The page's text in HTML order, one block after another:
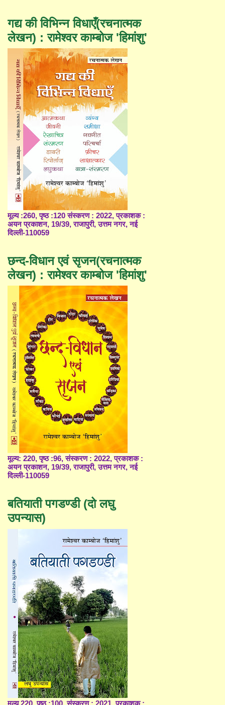
गद्य की विभिन्न विधाएँ(रचनात्मक
लेखन) : रामेश्वर काम्बोज 'हिमांशु'
मूल्य :260, पृष्ठ :120 संस्करण : 2022, प्रकाशक :
अयन प्रकाशन, 19/39, राजापुरी, उत्तम नगर, नई
दिल्ली-110059
छन्द-विधान एवं सृजन(रचनात्मक
लेखन) : रामेश्वर काम्बोज 'हिमांशु'
मूल्य: 220, पृष्ठ :96, संस्करण : 2022, प्रकाशक :
अयन प्रकाशन, 19/39, राजापुरी, उत्तम नगर, नई
दिल्ली-110059
बतियाती पगडण्डी (दो लघु
उपन्यास)